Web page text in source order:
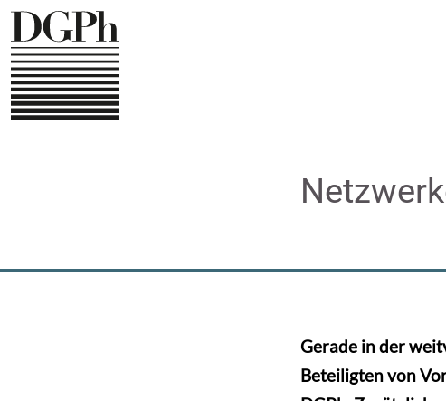
Skip
to
main
content
Gerade in der
Beteiligten von